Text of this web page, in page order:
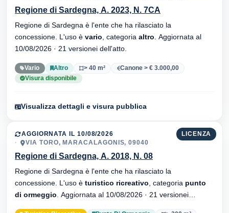
Regione di Sardegna, A. 2023, N. 7CA
Regione di Sardegna è l'ente che ha rilasciato la
concessione. L'uso è vario , categoria altro
10/08/2026 · 21 versionei dell'atto.
Vario Altro > 40 m²
Canone > € 3.000,00
Visura disponibile
Visualizza dettagli e visura pubblica
LICENZA
AGGIORNATA IL 10/08/2026
VIA TORO, MARACALAGONIS, 09040
Regione di Sardegna, A. 2018, N. 08
Regione di Sardegna è l'ente che ha rilasciato la
concessione. L'uso è turistico ricreativo , categoria punto
di ormeggio